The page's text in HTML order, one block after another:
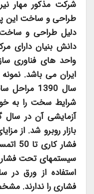
شرکت مذکور مهار
طراحی و ساخت این
دلیل طراحی و ساخت
دانش بنیان دارای
واحد های فناوری
ایران می باشد.
سال 1390
شرایط سخت را به
آزمایشی آن در سال
بازار روبرو شد. از
فشار
سیستمهای تحت فشار
استفاده از ورق
فشاری را ندارند.